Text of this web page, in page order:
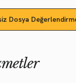
Dosya